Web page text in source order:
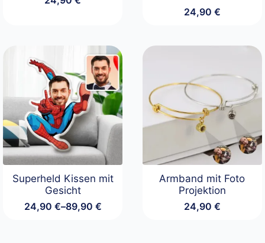
24,90 €
Superheld Kissen mit
Gesicht
24,90 €–89,90 €
Preisspanne:
Armband mit Foto
Projektion
24,90 €